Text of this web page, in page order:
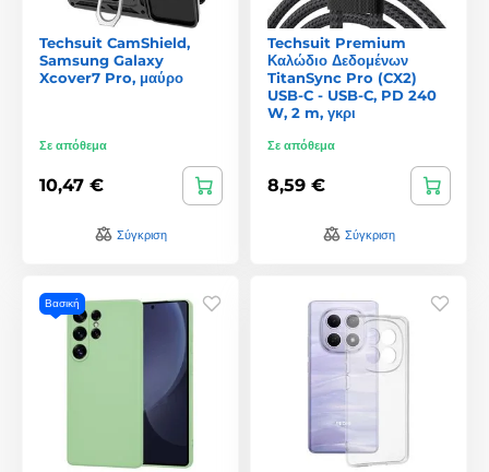
Techsuit CamShield,
Samsung Galaxy
Xcover7 Pro, μαύρο
Σε απόθεμα
10,47 €
Σύγκριση
Techsuit Premium
Καλώδιο Δεδομένων
TitanSync Pro (CX2)
USB-C - USB-C, PD 240
W, 2 m, γκρι
Σε απόθεμα
8,59 €
Σύγκριση
Βασική